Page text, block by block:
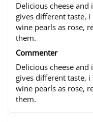
Delicious cheese
gives different taste,
wine pearls as rose,
them.
Commenter
Delicious cheese
gives different taste,
wine pearls as rose,
them.